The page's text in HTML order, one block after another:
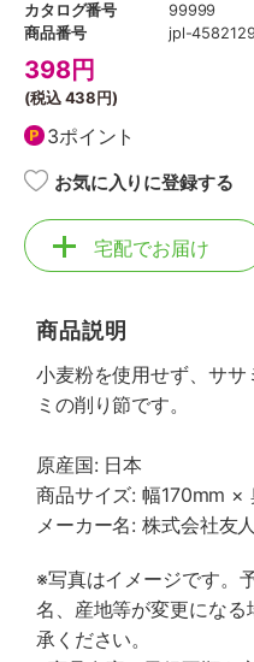
カタログ番号
99999
商品番号
jpl-
398円
(税込438円)
3ポイント
お気に入りに登録する
宅配でお届け
商品説明
小麦粉を使用せず、サ
ミの削り節です。
原産国: 日本
商品サイズ: 幅170mm
メーカー名: 株式会社友人
※写真はイメージです。
名、産地等が変更にな
承ください。